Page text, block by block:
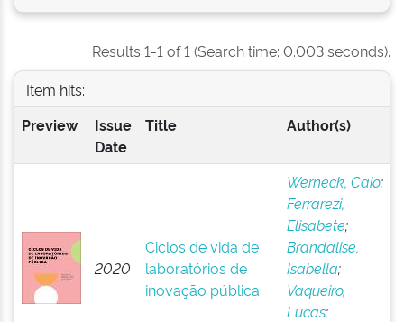
Results 1-1 of 1 (Search time: 0.003 seconds).
Item hits:
Preview
Issue
Date
Title Author(s)
2020
Ciclos de vida de
laboratórios de
inovação pública
Werneck, Caio;
Ferrarezi,
Elisabete;
Brandalise,
Isabella;
Vaqueiro,
Lucas;